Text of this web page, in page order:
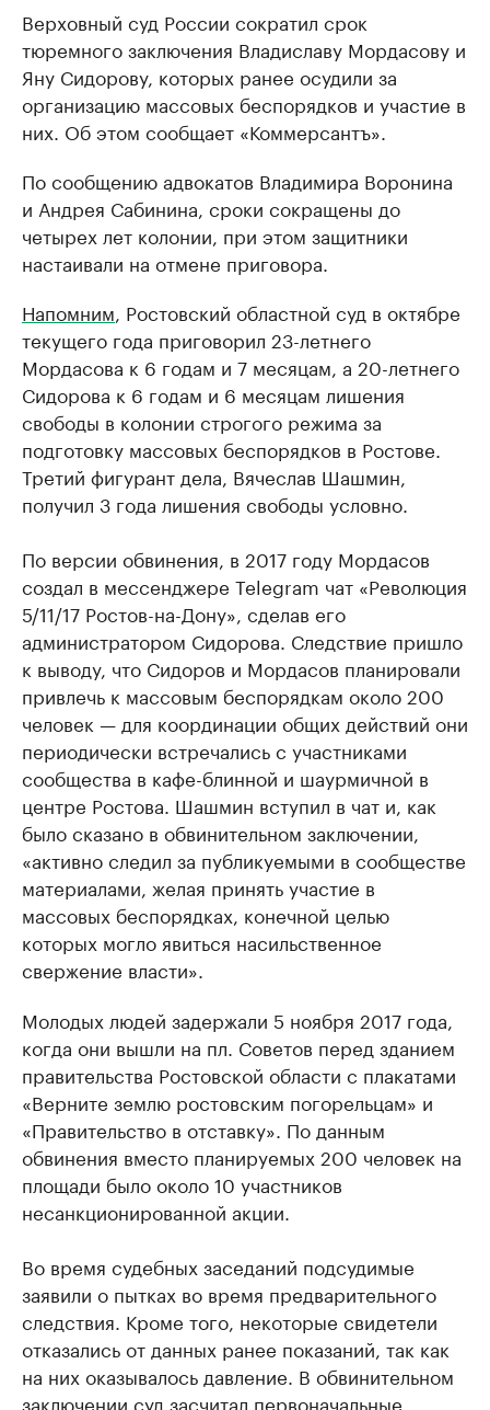
Верховный суд России сократил срок
тюремного заключения Владиславу Мордасову и
Яну Сидорову, которых ранее осудили за
организацию массовых беспорядков и участие в
них. Об этом сообщает «Коммерсантъ».
По сообщению адвокатов Владимира Воронина
и Андрея Сабинина, сроки сокращены до
четырех лет колонии, при этом защитники
настаивали на отмене приговора.
Напомним, Ростовский областной суд в октябре
текущего года приговорил 23-летнего
Мордасова к 6 годам и 7 месяцам, а 20-летнего
Сидорова к 6 годам и 6 месяцам лишения
свободы в колонии строгого режима за
подготовку массовых беспорядков в Ростове.
Третий фигурант дела, Вячеслав Шашмин,
получил 3 года лишения свободы условно.
По версии обвинения, в 2017 году Мордасов
создал в мессенджере Telegram чат «Революция
5/11/17 Ростов-на-Дону», сделав его
администратором Сидорова. Следствие пришло
к выводу, что Сидоров и Мордасов планировали
привлечь к массовым беспорядкам около 200
человек — для координации общих действий они
периодически встречались с участниками
сообщества в кафе-блинной и шаурмичной в
центре Ростова. Шашмин вступил в чат и, как
было сказано в обвинительном заключении,
«активно следил за публикуемыми в сообществе
материалами, желая принять участие в
массовых беспорядках, конечной целью
которых могло явиться насильственное
свержение власти».
Молодых людей задержали 5 ноября 2017 года,
когда они вышли на пл. Советов перед зданием
правительства Ростовской области с плакатами
«Верните землю ростовским погорельцам» и
«Правительство в отставку». По данным
обвинения вместо планируемых 200 человек на
площади было около 10 участников
несанкционированной акции.
Во время судебных заседаний подсудимые
заявили о пытках во время предварительного
следствия. Кроме того, некоторые свидетели
отказались от данных ранее показаний, так как
на них оказывалось давление. В обвинительном
заключении суд засчитал первоначальные